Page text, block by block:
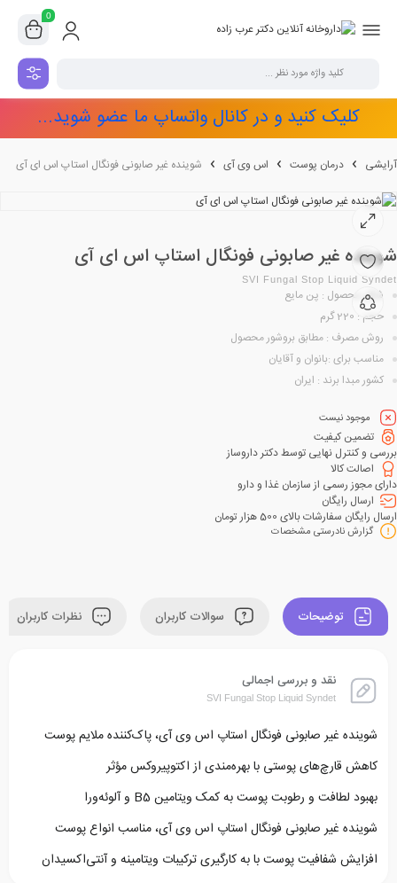
0
کلیک کنید و در کانال واتساپ ما عضو شوید...
آرایشی درمان پوست اس وی آی شوینده غیر صابونی فونگال استاپ اس ای آی
شوینده غیر صابونی فونگال استاپ اس ای آی
SVI Fungal Stop Liquid Syndet
شکل محصول : پن مایع
حجم : 220 گرم
روش مصرف : مطابق بروشور محصول
مناسب برای :بانوان و آقایان
کشور مبدا برند : ایران
موجود نیست
تضمین کیفیت
بررسی و کنترل نهایی توسط دکتر داروساز
اصالت کالا
دارای مجوز رسمی از سازمان غذا و دارو
ارسال رایگان
ارسال رایگان سفارشات بالای 500 هزار تومان
گزارش نادرستی مشخصات
توضیحات سوالات کاربران نظرات کاربران
نقد و بررسی اجمالی
SVI Fungal Stop Liquid Syndet
شوینده غیر صابونی فونگال استاپ اس وی آی، پاک‌کننده ملایم پوست
کاهش قارچ‌های پوستی با بهره‌مندی از اکتوپیروکس مؤثر
بهبود لطافت و رطوبت پوست به کمک ویتامین B5 و آلوئه‌ورا
شوینده غیر صابونی فونگال استاپ اس وی آی، مناسب انواع پوست
افزایش شفافیت پوست با به کارگیری ترکیبات ویتامینه و آنتی‌اکسیدان